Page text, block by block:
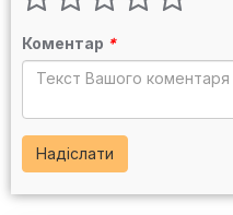
Коментар *
Надіслати